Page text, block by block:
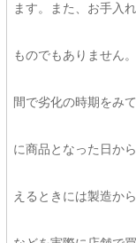
ます。また、お手入
ものでもありません
間で劣化の時期をみ
に商品となった日か
えるときには製造か